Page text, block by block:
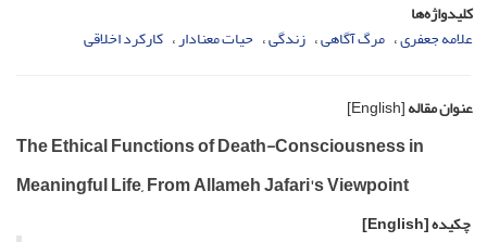
کلیدواژه‌ها
علامه جعفری مرگ آگاهی زندگی حیات معنادار کارکرد اخلاقی
عنوان مقاله[English]
The Ethical Functions of Death-Consciousness in
Meaningful Life, From Allameh Jafari's Viewpoint
چکیده[English]